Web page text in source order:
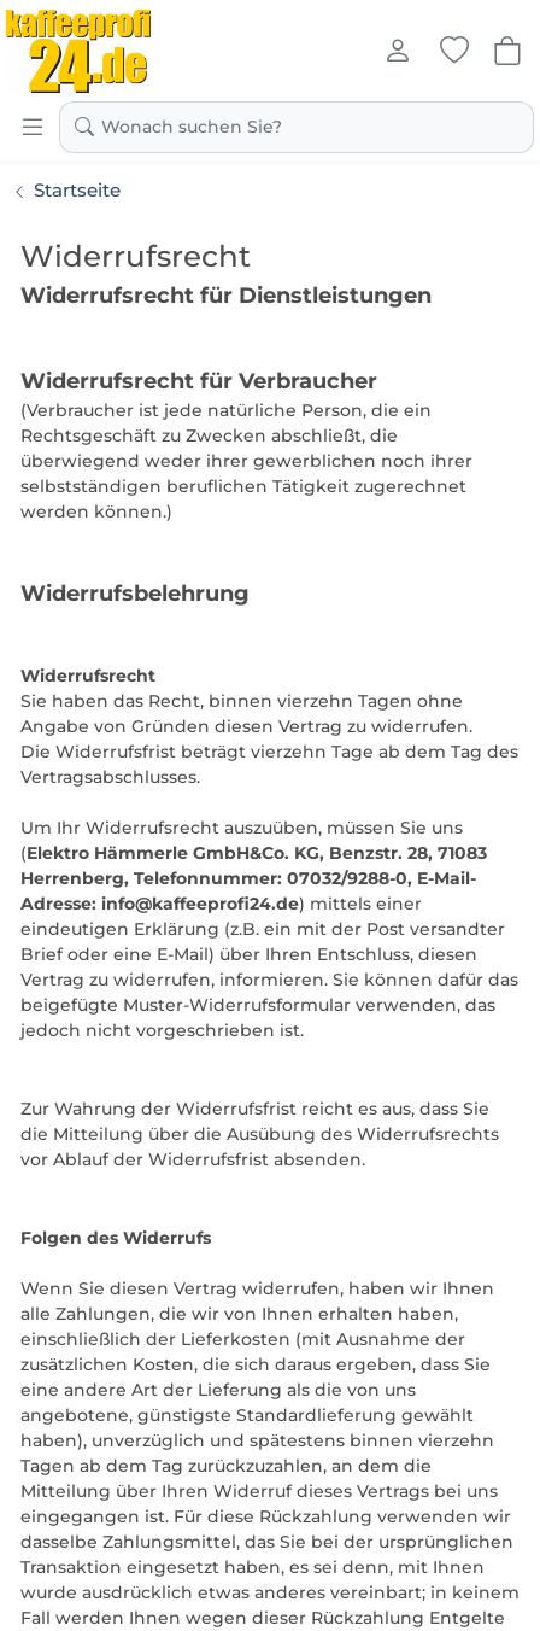
Kaffeeprofi24.de
Wonach suchen Sie?
Startseite
Widerrufsrecht
Widerrufsrecht für Dienstleistungen
Widerrufsrecht für Verbraucher
(Verbraucher ist jede natürliche Person, die ein
Rechtsgeschäft zu Zwecken abschließt, die
überwiegend weder ihrer gewerblichen noch ihrer
selbstständigen beruflichen Tätigkeit zugerechnet
werden können.)
Widerrufsbelehrung
Widerrufsrecht
Sie haben das Recht, binnen vierzehn Tagen ohne
Angabe von Gründen diesen Vertrag zu widerrufen.
Die Widerrufsfrist beträgt vierzehn Tage ab dem Tag des
Vertragsabschlusses.
Um Ihr Widerrufsrecht auszuüben, müssen Sie uns
(Elektro Hämmerle GmbH&Co. KG, Benzstr. 28, 71083
Herrenberg, Telefonnummer: 07032/9288-0, E-Mail-
Adresse: info@kaffeeprofi24.de) mittels einer
eindeutigen Erklärung (z.B. ein mit der Post versandter
Brief oder eine E-Mail) über Ihren Entschluss, diesen
Vertrag zu widerrufen, informieren. Sie können dafür das
beigefügte Muster-Widerrufsformular verwenden, das
jedoch nicht vorgeschrieben ist.
Zur Wahrung der Widerrufsfrist reicht es aus, dass Sie
die Mitteilung über die Ausübung des Widerrufsrechts
vor Ablauf der Widerrufsfrist absenden.
Folgen des Widerrufs
Wenn Sie diesen Vertrag widerrufen, haben wir Ihnen
alle Zahlungen, die wir von Ihnen erhalten haben,
einschließlich der Lieferkosten (mit Ausnahme der
zusätzlichen Kosten, die sich daraus ergeben, dass Sie
eine andere Art der Lieferung als die von uns
angebotene, günstigste Standardlieferung gewählt
haben), unverzüglich und spätestens binnen vierzehn
Tagen ab dem Tag zurückzuzahlen, an dem die
Mitteilung über Ihren Widerruf dieses Vertrags bei uns
eingegangen ist. Für diese Rückzahlung verwenden wir
dasselbe Zahlungsmittel, das Sie bei der ursprünglichen
Transaktion eingesetzt haben, es sei denn, mit Ihnen
wurde ausdrücklich etwas anderes vereinbart; in keinem
Fall werden Ihnen wegen dieser Rückzahlung Entgelte